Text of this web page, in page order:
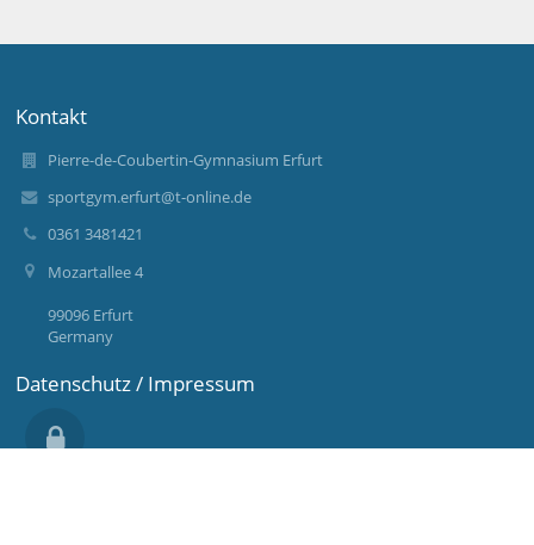
Kontakt
Pierre-de-Coubertin-Gymnasium Erfurt
sportgym.erfurt@t-online.de
0361 3481421
Mozartallee 4
99096 Erfurt
Germany
Datenschutz / Impressum